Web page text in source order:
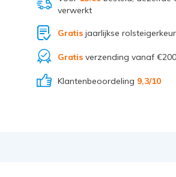
verwerkt
Gratis jaarlijkse
Gratis verzending vanaf €200
Klantenbeoordeling 9,3/10